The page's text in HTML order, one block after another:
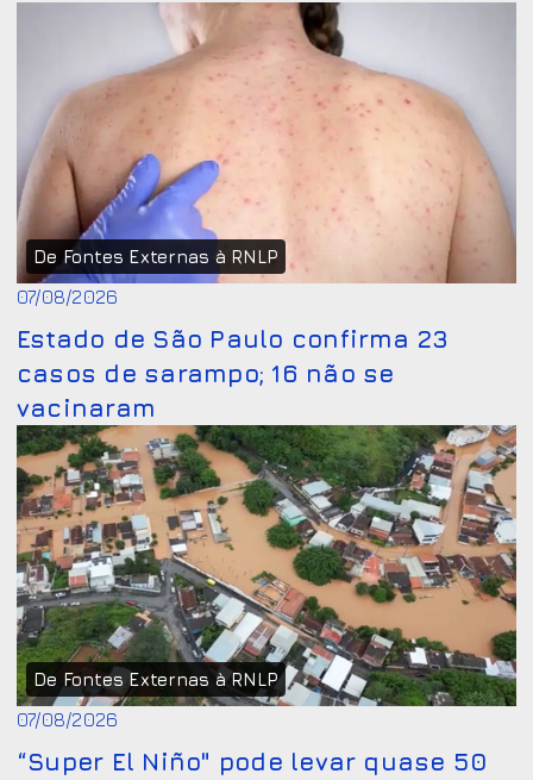
De Fontes Externas à RNLP
07/08/2026
Estado de São Paulo confirma 23
casos de sarampo; 16 não se
vacinaram
De Fontes Externas à RNLP
07/08/2026
“Super El Niño" pode levar quase 50